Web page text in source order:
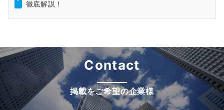
徹底解説！
Contact
掲載をご希望の企業様